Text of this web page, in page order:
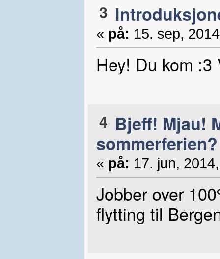
3
« på: 15. sep,
Hey! Du kom :3
4 Bjeff! Mjau!
sommerferien?
« på: 17. jun,
Jobber over
flytting til